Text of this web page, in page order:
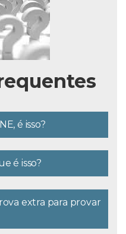
é isso?
é isso?
extra para provar